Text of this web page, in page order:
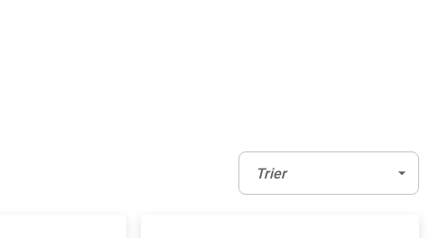
Trier:
Trier